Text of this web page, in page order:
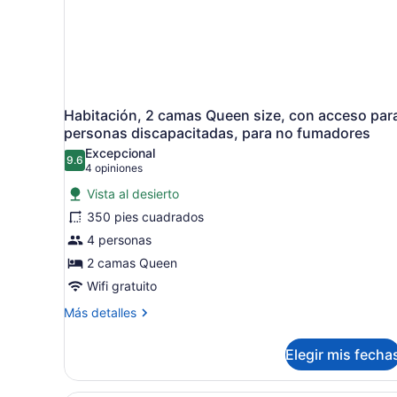
Habitación, 2 camas Queen size, con acceso
personas discapacitadas, para no fumadores
9.69.6 de 10
Excepcional
4 opiniones
(4
opiniones)
Vista al desierto
350 pies cuadrados
4 personas
2 camas Queen
Wifi gratuito
Más detalles
Más
2
camas
Elegir mis